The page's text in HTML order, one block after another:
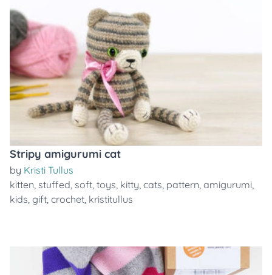
Stripy amigurumi cat
by Kristi Tullus
kitten, stuffed, soft, toys, kitty, cats, pattern, amigurumi,
kids, gift, crochet, kristitullus